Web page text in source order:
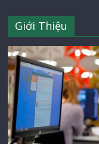
Giới Thiệu